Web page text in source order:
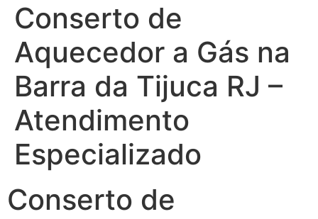
Conserto de
Aquecedor a Gás na
Barra da Tijuca RJ –
Atendimento
Especializado
Conserto de